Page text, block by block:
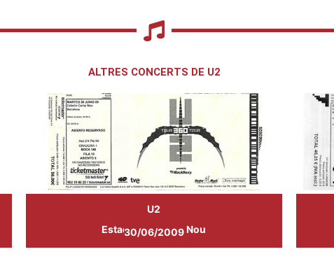
ALTRES CONCERTS DE U2
U2
Estadi FCB Camp Nou
30/06/2009